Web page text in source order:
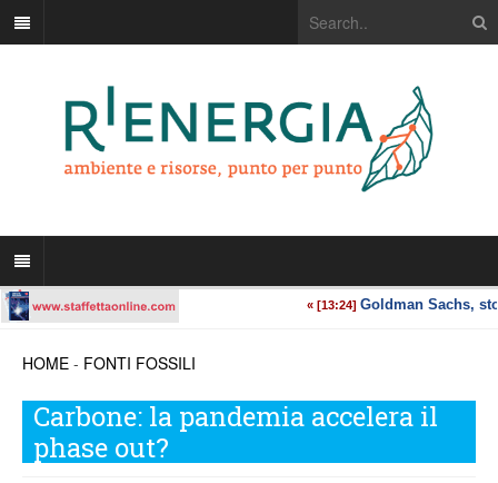
HOME - FONTI FOSSILI
Carbone: la pandemia accelera il
phase out?